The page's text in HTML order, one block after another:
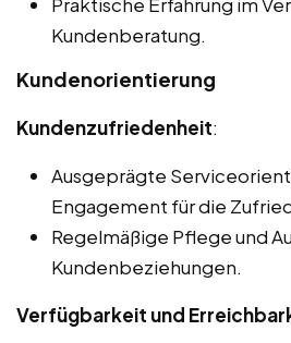
Kundenberatung.
Kundenorientierung
Kundenzufriedenheit:
Ausgeprägte
Engagement für die
Regelmäßige Pflege und
Kundenbeziehungen.
Verfügbarkeit und